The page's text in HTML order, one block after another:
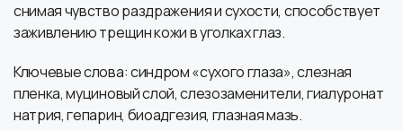
снимая чувство раздражения и сухости, способствует
заживлению трещин кожи в уголках глаз.
Ключевые слова: синдром «сухого глаза», слезная
пленка, муциновый слой, слезозаменители, гиалуронат
натрия, гепарин, биоадгезия, глазная мазь.